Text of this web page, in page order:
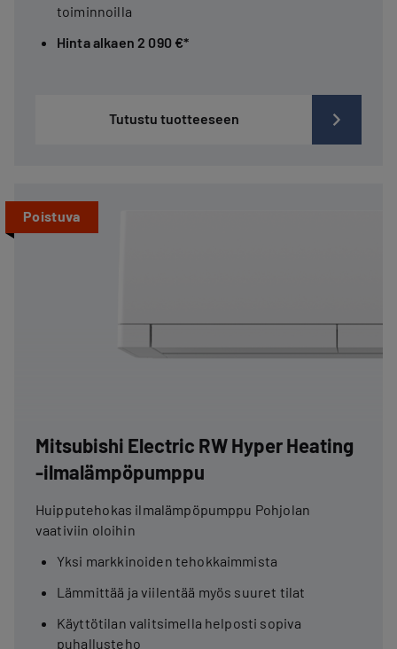
toiminnoilla
Hinta alkaen 2 090 €*
Tutustu tuotteeseen
Poistuva
Mitsubishi Electric RW Hyper Heating
-ilmalämpöpumppu
Huipputehokas ilmalämpöpumppu Pohjolan
vaativiin oloihin
Yksi markkinoiden tehokkaimmista
Lämmittää ja viilentää myös suuret tilat
Käyttötilan valitsimella helposti sopiva
puhallusteho